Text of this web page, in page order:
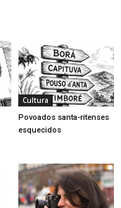
Cultura
Povoados santa-ritenses
esquecidos